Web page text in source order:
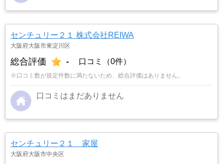
センチュリー２１ 株式会社REIWA
大阪府大阪市東淀川区
総合評価 - 口コミ（0件）
※口コミ数が規定件数に満たないため、総合評価はありません。
口コミはまだありません
センチュリー２１ 家屋
大阪府大阪市中央区